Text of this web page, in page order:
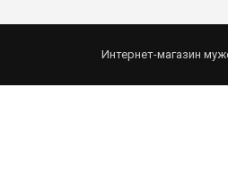
Интернет-магазин